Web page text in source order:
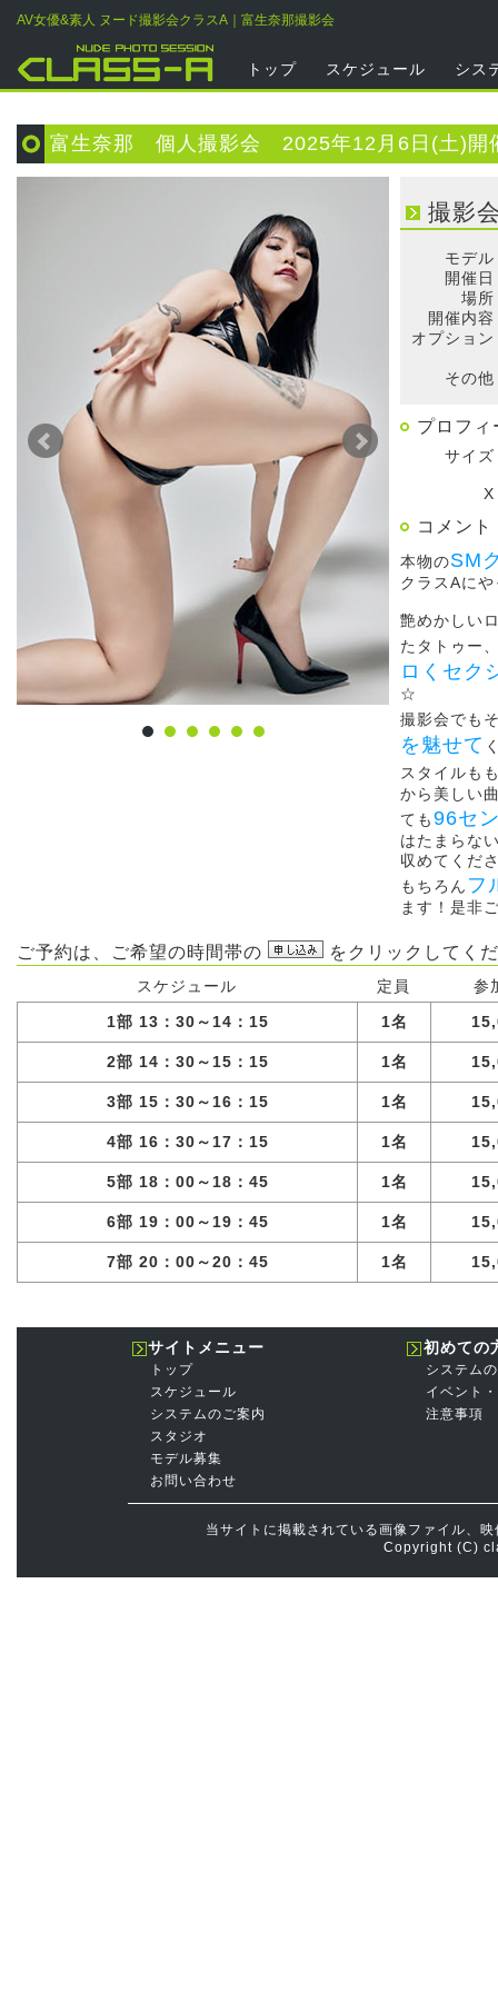
AV女優&素人 ヌード撮影会クラスA｜富生奈那撮影会
トップ スケジュール シス
富生奈那 個人撮影会 2025年12月6日(土)開
撮影
モデル
開催
場所
開催内容
オプション
その他
プロフィ
サイズ
X
コメント
本物のSM
クラスAに
艶めかしい
たタトゥー
ロくセク
☆
撮影会でも
を魅せて
スタイルも
から美しい
ても96セ
はたまらな
収めてくだ
もちろん フ
ます！是非
ご予約は、ご希望の時間帯の をクリックしてく
スケジュール 定員
参
1部 13：30～14：15
1名
2部 14：30～15：15 1名
3部 15：30～16：15 1名
4部 16：30～17：15 1名
5部 18：00～18：45 1名
6部 19：00～19：45 1名
7部 20：00～20：45 1名
サイトメニュー
トップ
スケジュール
システムのご案内
スタジオ
モデル募集
お問い合わせ
初めての
システム
イベント
注意事項
当サイトに掲載されている画像ファイル、
Copyright (C)